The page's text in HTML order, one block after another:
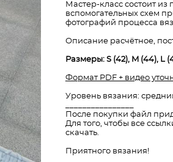
Мастер-класс состоит
вспомогательных схем
фотографий процесса
Описание расчётное,
Размеры: S (42), M (44), L
Формат PDF + видео
Уровень вязания:
После покупки файл
Для того, чтобы все
скачать.
Приятного вязания!